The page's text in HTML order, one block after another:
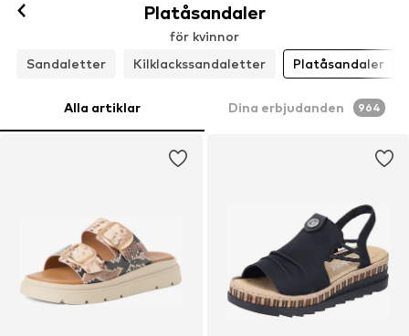
Platåsandaler
för kvinnor
Sandaletter
Kilklackssandaletter Platåsandaler
Alla artiklar Dina erbjudanden 964